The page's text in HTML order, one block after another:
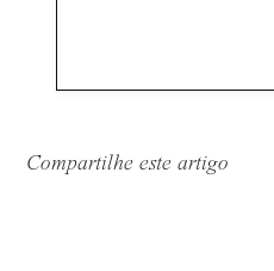
Compartilhe este artigo